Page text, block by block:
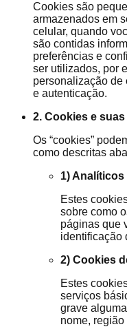
Cookies são
armazenados em
celular, quando
são contidas
preferências e
ser utilizados, por
personalização
e autenticação.
2. Cookies e
Os “cookies”
como descritas
1)
Estes
sobre como
páginas que
identificação
2) Cookies
Estes
serviços
grave
nome, região